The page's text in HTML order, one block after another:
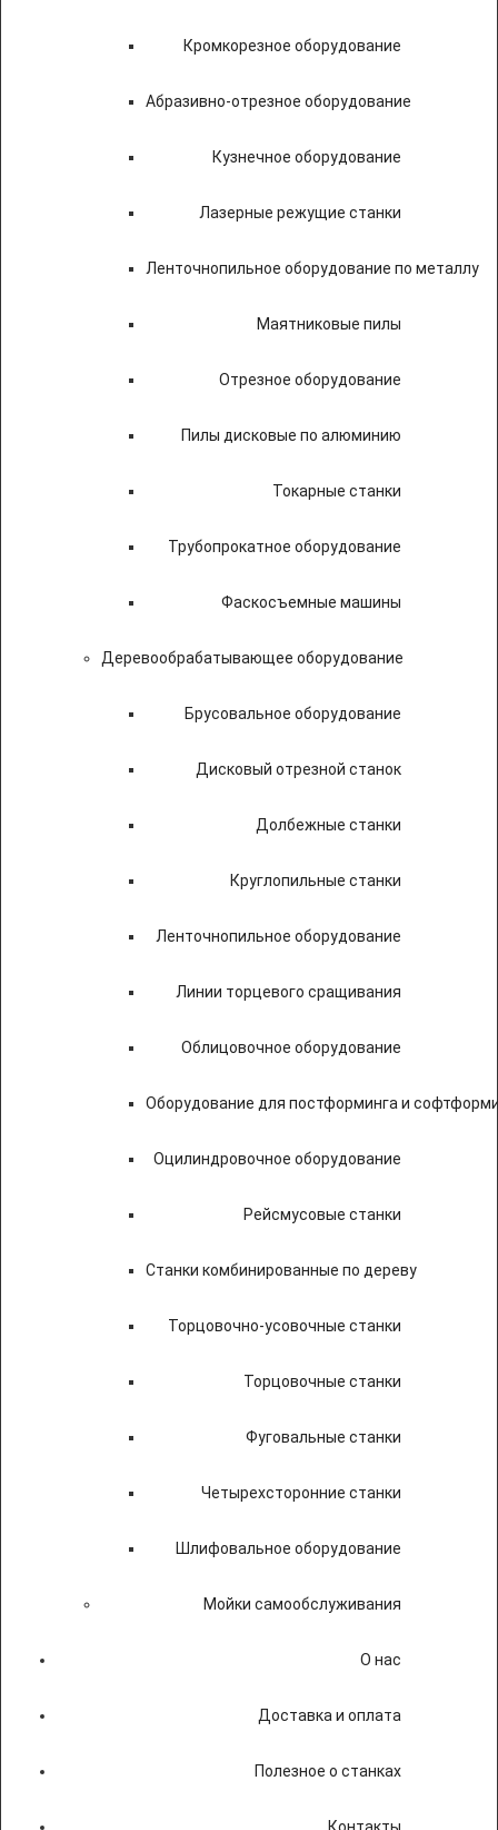
Кромкорезное оборудование
Абразивно-отрезное оборудование
Кузнечное оборудование
Лазерные режущие станки
Ленточнопильное оборудование по металлу
Маятниковые пилы
Отрезное оборудование
Пилы дисковые по алюминию
Токарные станки
Трубопрокатное оборудование
Фаскосъемные машины
Деревообрабатывающее оборудование
Брусовальное оборудование
Дисковый отрезной станок
Долбежные станки
Круглопильные станки
Ленточнопильное оборудование
Линии торцевого сращивания
Облицовочное оборудование
Оборудование для постформинга и
Оцилиндровочное оборудование
Рейсмусовые станки
Станки комбинированные по дереву
Торцовочно-усовочные станки
Торцовочные станки
Фуговальные станки
Четырехсторонние станки
Шлифовальное оборудование
Мойки самообслуживания
О нас
Доставка и оплата
Полезное о станках
Контакты